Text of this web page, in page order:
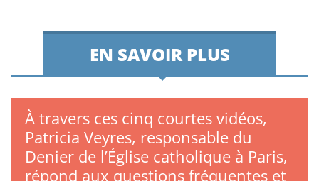
EN SAVOIR PLUS
À travers ces cinq courtes vidéos,
Patricia Veyres, responsable du
Denier de l’Église catholique à Paris,
répond aux questions fréquentes et